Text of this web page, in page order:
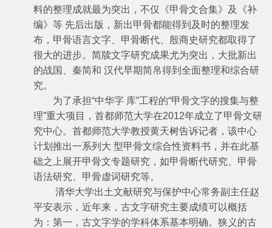
料的整理成就最为突出，不仅《甲骨文合集》及《补
编》等 先后出版，新出甲骨都能得到及时的整理发
布，甲骨语言文字、甲骨断代、殷商史研究都取得了
很大的进步。简牍文字研究成果尤为突出，大批新出
的战国、秦简和 汉代早期简帛得到全面整理和综合研
究。
为了承担“中华字 库”工程的“甲骨文字的搜集与整
理”重大项目，首都师范大学在2012年成立了甲骨文研
究中心。首都师范大学教授黄天树告诉记者，该中心
计划推出一系列大 型甲骨文综合性资料书，并在此基
础之上展开甲骨文专题研究，如甲骨断代研究、甲骨
语法研究、甲骨虚词研究等。
清华大学出土文献研究与保护中心常务副主任赵
平安表示，近年来，古文字研究主要成绩可以概括
为：第一，古文字学的学科体系基本明确。狭义的古